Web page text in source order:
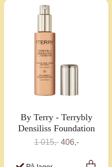
By Terry - Terrybly
Densiliss Foundation
1 015,- 406,-